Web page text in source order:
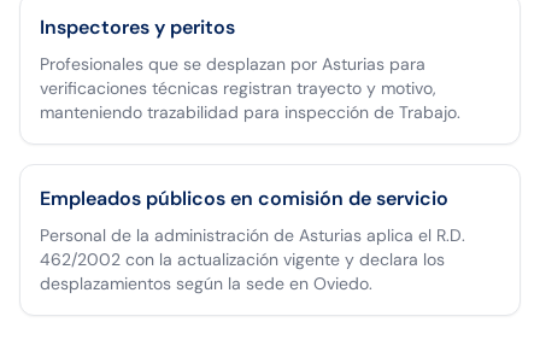
Inspectores y peritos
Profesionales que se desplazan por Asturias para
verificaciones técnicas registran trayecto y motivo,
manteniendo trazabilidad para inspección de Trabajo.
Empleados públicos en comisión de servicio
Personal de la administración de Asturias aplica el R.D.
462/2002 con la actualización vigente y declara los
desplazamientos según la sede en Oviedo.